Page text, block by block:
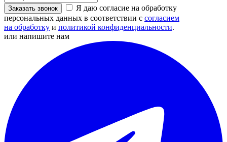
Заказать звонок
Я даю согласие на обработку
персональных данных в соответствии с согласием
на обработку и политикой конфиденциальности.
или напишите нам